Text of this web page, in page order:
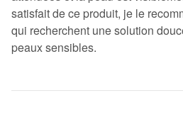
satisfait de ce produit, je le
qui recherchent une solution
peaux sensibles.